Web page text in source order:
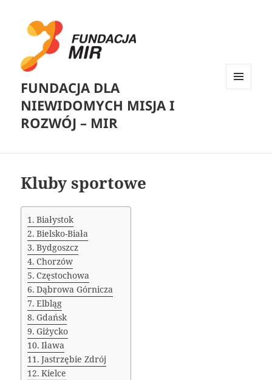
FUNDACJA DLA
NIEWIDOMYCH MISJA I
ROZWÓJ – MIR
Kluby sportowe
Białystok
Bielsko-Biała
Bydgoszcz
Chorzów
Częstochowa
Dąbrowa Górnicza
Elbląg
Gdańsk
Giżycko
Iława
Jastrzębie Zdrój
Kielce